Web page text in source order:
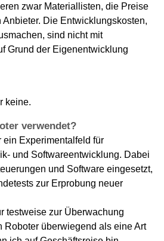
zwar Materiallisten, die Preise
Die Entwicklungskosten,
sind nicht mit
Grund der Eigenentwicklung
keine.
verwendet?
ein Experimentalfeld für
und Softwareentwicklung. Dabei
und Software eingesetzt,
zur Erprobung neuer
testweise zur Überwachung
Roboter überwiegend als eine Art